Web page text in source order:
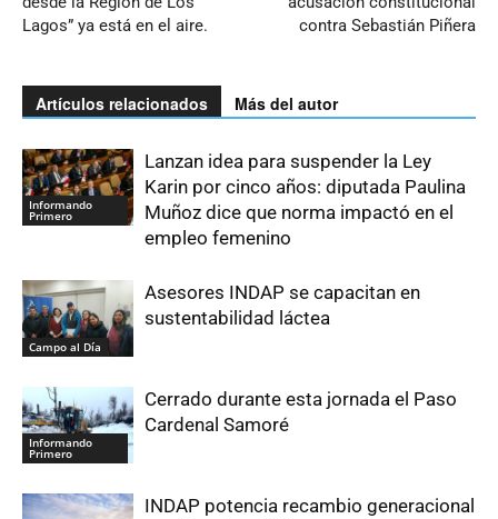
Lagos” ya está en el aire.
contra Sebastián Piñera
Artículos relacionados Más del autor
Informando
Primero
Lanzan idea para suspender la Ley
Karin por cinco años: diputada Paulina
Muñoz dice que norma impactó en el
empleo femenino
Campo al Día
Asesores INDAP se capacitan en
sustentabilidad láctea
Informando
Primero
Cerrado durante esta jornada el Paso
Cardenal Samoré
INDAP potencia recambio generacional